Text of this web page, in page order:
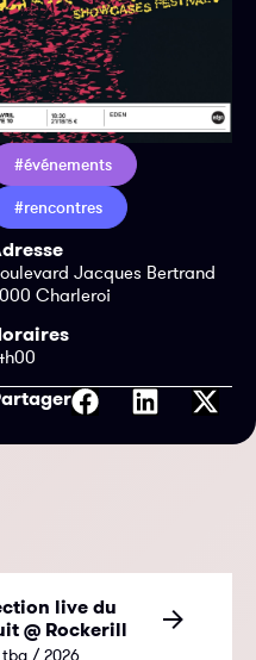
#événements
#rencontres
Jacques Bertrand
Charleroi
live du
@ Rockerill
tba / 2026